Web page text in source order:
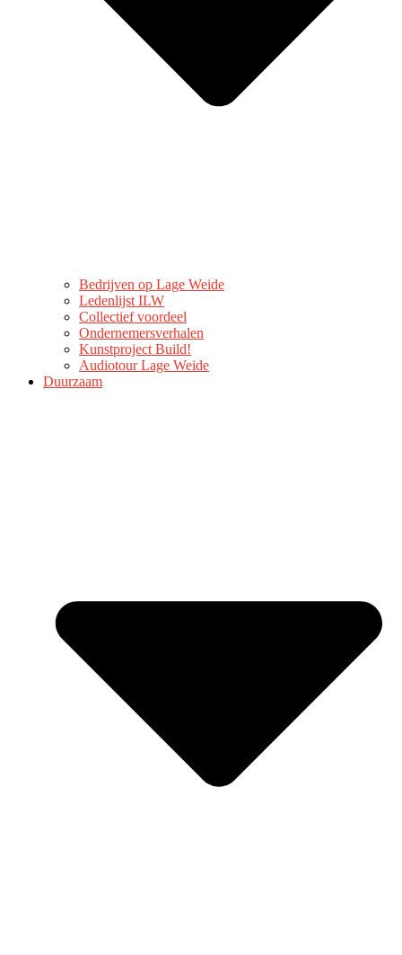
Bedrijven op Lage Weide
Ledenlijst ILW
Collectief voordeel
Ondernemersverhalen
Kunstproject Build!
Audiotour Lage Weide
Duurzaam